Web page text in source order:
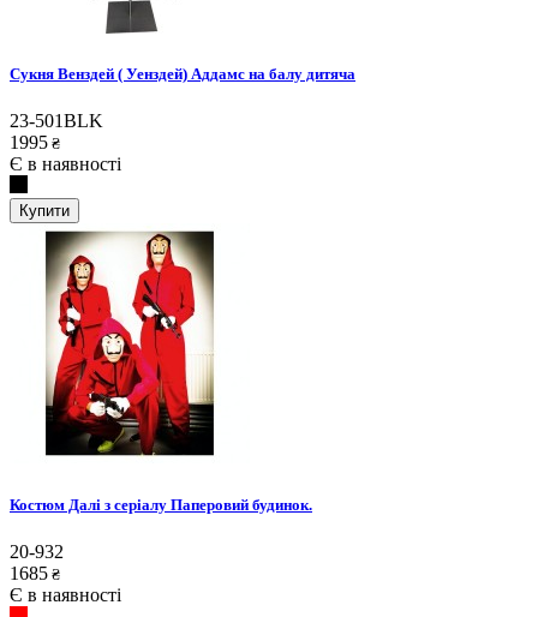
Сукня Венздей ( Уенздей) Аддамс на балу дитяча
23-501BLK
1995 ₴
Є в наявності
Купити
Костюм Далі з серіалу Паперовий будинок.
20-932
1685 ₴
Є в наявності